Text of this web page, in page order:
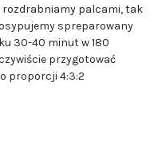
rozdrabniamy palcami, tak
spreparowany
30-40 minut w 180
przygotować
proporcji 4:3:2